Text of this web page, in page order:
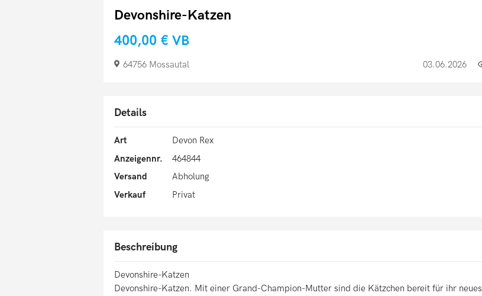
Devonshire-Katzen
400,00 € VB
64756 Mossautal 03.06.2026
Details
Art
Devon Rex
Anzeigennr.
464844
Versand
Abholung
Verkauf
Privat
Beschreibung
Devonshire-Katzen
Devonshire-Katzen. Mit einer Grand-Champion-Mutter sind die Kätzchen bereit für ihr neues